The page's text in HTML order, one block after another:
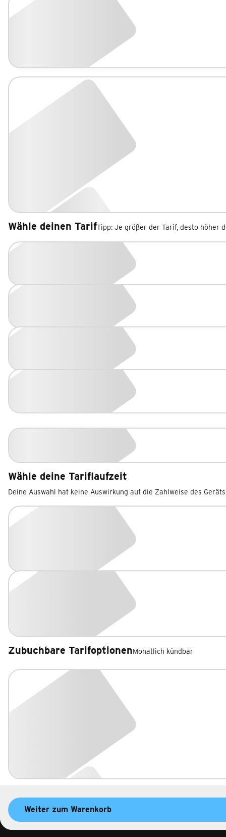
Wähle deinen TarifTipp: Je größer der Tarif, desto höher
Wähle deine Tariflaufzeit
Deine Auswahl hat keine Auswirkung auf die Zahlweise des Geräts
Zubuchbare TarifoptionenMonatlich kündbar
Zubuchbare Tarifoptionen
Weiter zum Warenkorb